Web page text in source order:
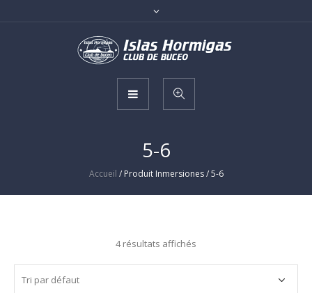
5-6
Accueil / Produit Inmersiones / 5-6
4 résultats affichés